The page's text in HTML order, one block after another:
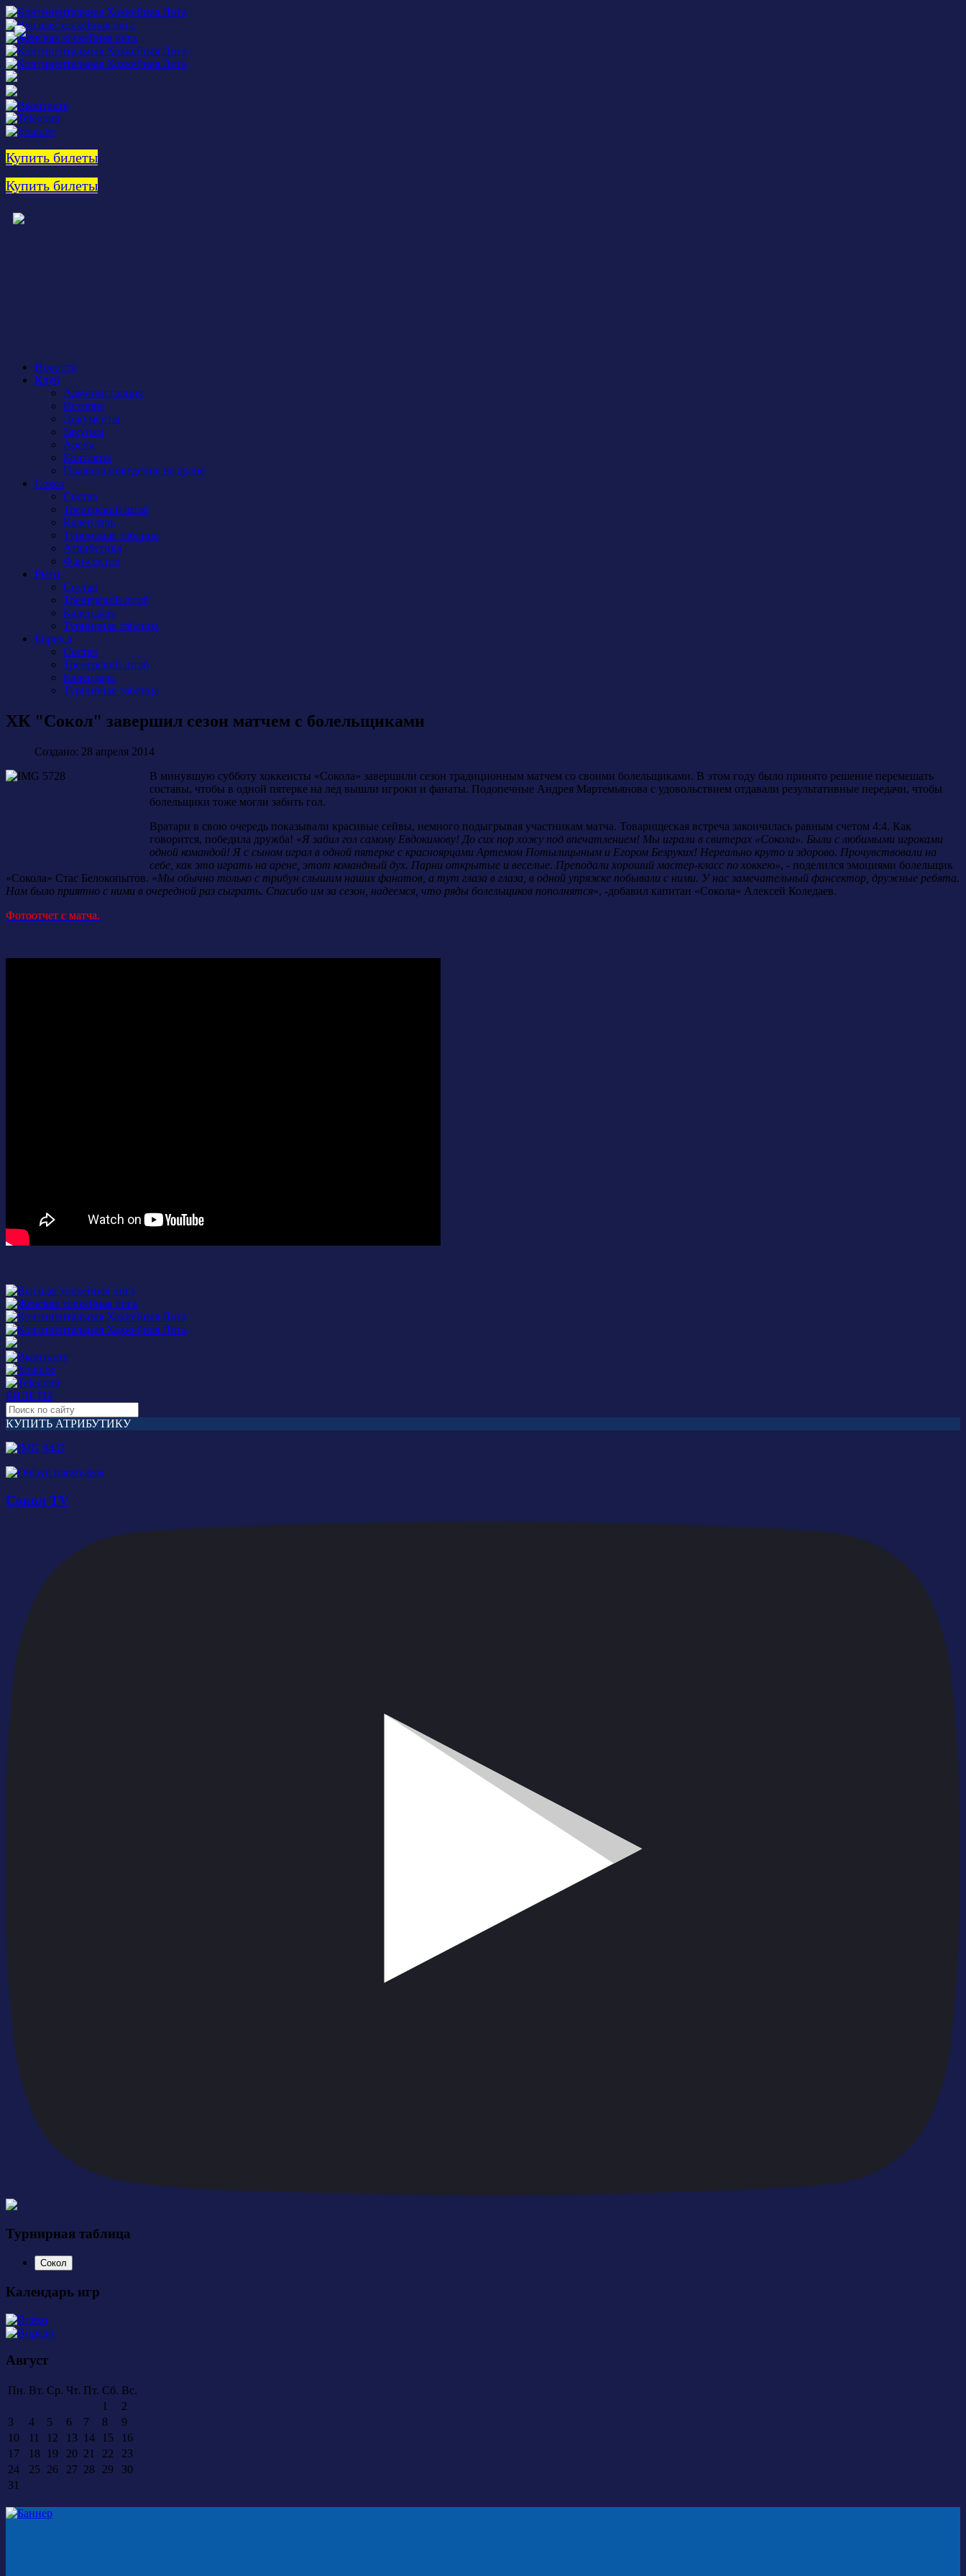
Купить билеты
Купить билеты
Новости
Клуб
Администрация
История
Документы
Закупки
Арена
Контакты
Правила поведения на арене
Сокол
Состав
Тренерский штаб
Календарь
Турнирная таблица
Атрибутика
Фан-сектор
Рыси
Состав
Тренерский штаб
Календарь
Турнирная таблица
Бирюса
Состав
Тренерский штаб
Календарь
Турнирная таблица
ХК "Сокол" завершил сезон матчем с болельщиками
Создано: 28 апреля 2014
В минувшую субботу хоккеисты «Сокола» завершили сезон традиционным матчем со своими болельщиками. В этом году было принято решение перемешать
составы, чтобы в одной пятерке на лед вышли игроки и фанаты. Подопечные Андрея Мартемьянова с удовольствием отдавали результативные передачи, чтобы
болельщики тоже могли забить гол.
Вратари в свою очередь показывали красивые сейвы, немного подыгрывая участникам матча. Товарищеская встреча закончилась равным счетом 4:4. Как
говорится, победила дружба! «Я забил гол самому Евдокимову! До сих пор хожу под впечатлением! Мы играли в свитерах «Сокола». Были с любимыми игроками
одной командой! Я с сыном играл в одной пятерке с красноярцами Артемом Потылицыным и Егором Безруких! Нереально круто и здорово. Прочувствовали на
себе, как это играть на арене, этот командный дух. Парни открытые и веселые. Преподали хороший мастер-класс по хоккею», - поделился эмоциями болельщик
«Сокола» Стас Белокопытов. «Мы обычно только с трибун слышим наших фанатов, а тут глаза в глаза, в одной упряжке побывали с ними. У нас замечательный фансектор, дружные ребята.
Нам было приятно с ними в очередной раз сыграть. Спасибо им за сезон, надеемся, что ряды болельщиков пополнятся», -добавил капитан «Сокола» Алексей Коледаев.
Фотоотчет с матча.
БИЛЕТЫ
КУПИТЬ АТРИБУТИКУ
Сокол TV
Турнирная таблица
Сокол
Календарь игр
Август
Пн. Вт. Ср. Чт. Пт. Сб. Вс.
1
2
3
4 5 6 7 8
9
10
11 12 13 14 15
16
17
18 19 20 21 22
23
24
25 26 27 28 29
30
31